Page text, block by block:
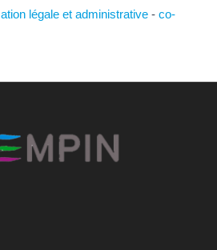
légale et administrative- co-